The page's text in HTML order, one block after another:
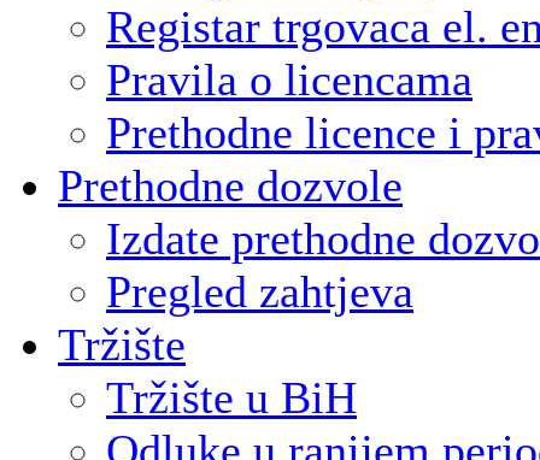
Registar trgovaca el.
Pravila o licencama
Prethodne licence i
Prethodne dozvole
Izdate prethodne
Pregled zahtjeva
Tržište
Tržište u BiH